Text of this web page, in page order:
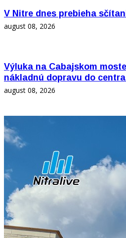
V Nitre dnes prebieha
august 08, 2026
Výluka na Cabajskom
nákladnú dopravu do
august 08, 2026